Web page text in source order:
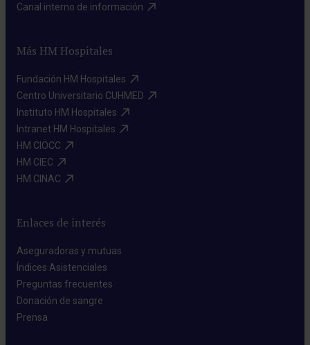
Canal interno de información​
Más HM Hospitales
Fundación HM Hospitales​
Centro Universitario CUHMED​
Instituto HM Hospitales​
Intranet HM Hospitales​
HM CIOCC​
HM CIEC​
HM CINAC​
Enlaces de interés
Aseguradoras y mutuas​
Índices Asistenciales​
Preguntas frecuentes​
Donación de sangre​
Prensa​